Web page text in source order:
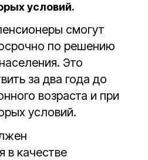
условий.
смогут
по решению
Это
за два года до
возраста и при
условий.
в качестве